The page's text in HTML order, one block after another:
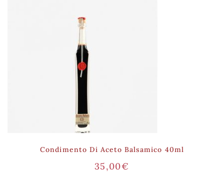
Condimento Di Aceto Balsamico 40ml
35,00€